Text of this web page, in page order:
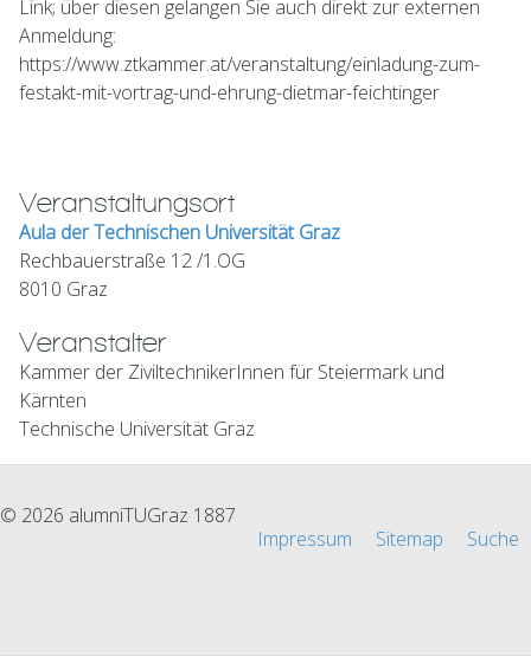
Link; über diesen gelangen Sie auch direkt zur externen
Anmeldung:
https://www.ztkammer.at/veranstaltung/einladung-zum-
festakt-mit-vortrag-und-ehrung-dietmar-feichtinger
Veranstaltungsort
Aula der Technischen Universität Graz
Rechbauerstraße 12 /1.OG
8010 Graz
Veranstalter
Kammer der ZiviltechnikerInnen für Steiermark und
Kärnten
Technische Universität Graz
© 2026 alumniTUGraz 1887
Impressum
Sitemap Suche